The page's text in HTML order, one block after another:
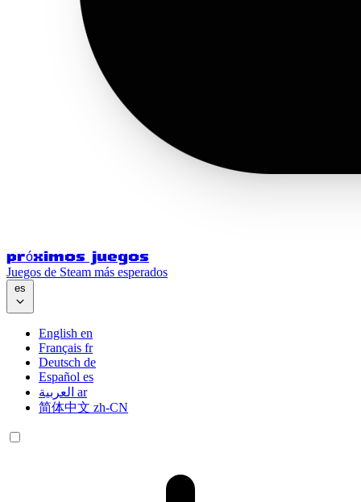
próximos juegos
Juegos de Steam más esperados
es
English en
Français fr
Deutsch de
Español es
العربية ar
简体中文 zh-CN